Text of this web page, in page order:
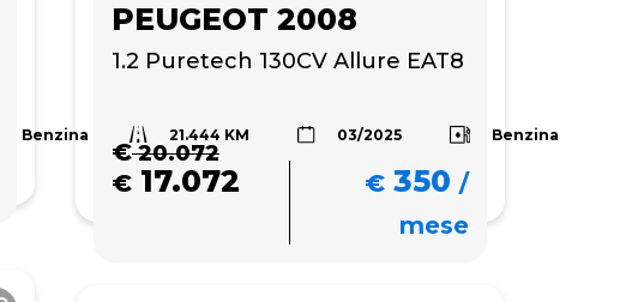
Benzina
PEUGEOT 2008
1.2 Puretech 130CV Allure EAT8
21.444 KM 03/2025 Benzina
€20.072
€ 17.072 € 350 /
mese